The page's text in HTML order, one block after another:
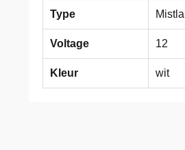
Type
Voltage 12
Kleur wit